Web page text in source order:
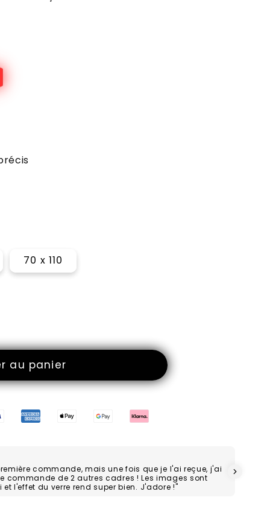
70 x 110
au panier
commande, mais une fois que je l'ai reçue, j'ai
commande de 2 autres cadres ! Les images sont
l'effet du verre rend super bien. J'adore !"